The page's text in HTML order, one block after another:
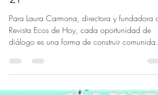
construir”: Laura Carmona
en entrevista con
Fernanda Tapia en Capital
21
Para Laura Carmona, directora y fundadora de
Revista Ecos de Hoy, cada oportunidad de